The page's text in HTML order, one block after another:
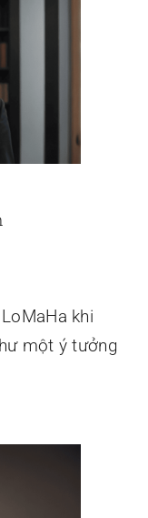
khi
một ý tưởng